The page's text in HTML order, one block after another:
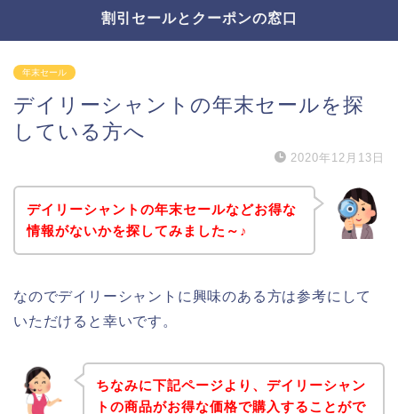
割引セールとクーポンの窓口
年末セール
デイリーシャントの年末セールを探
している方へ
2020年12月13日
デイリーシャントの年末セールなどお得な
情報がないかを探してみました～♪
なのでデイリーシャントに興味のある方は参考にして
いただけると幸いです。
ちなみに下記ページより、デイリーシャン
トの商品がお得な価格で購入することがで